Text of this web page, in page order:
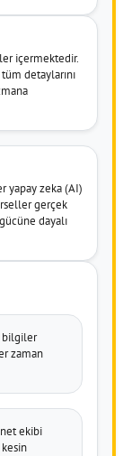
içermektedir.
detaylarını
yapay zeka (AI)
gerçek
dayalı
bilgiler
zaman
ekibi